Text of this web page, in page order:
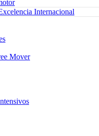
Internacional
Mover